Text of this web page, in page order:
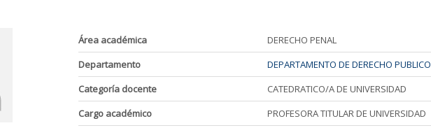
Área académica
DERECHO PENAL
Departamento
DEPARTAMENTO DE DERECHO PUBLICO
Categoría docente
CATEDRATICO/A DE UNIVERSIDAD
Cargo académico
PROFESORA TITULAR DE UNIVERSIDAD